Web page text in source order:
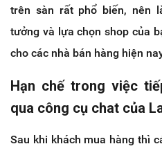
trên sàn rất phổ biến, nên
tưởng và lựa chọn shop của
cho các nhà bán hàng hiện
Hạn chế trong việc
qua công cụ chat của
Sau khi khách mua hàng thì